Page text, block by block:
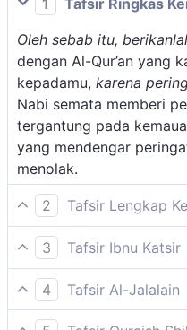
1
Tafsir Ringkas
Oleh sebab itu,
dengan Al-Qur’an yang
kepadamu, karena
Nabi semata memberi
tergantung pada
yang mendengar
menolak.
2
Tafsir Lengkap
Dalam ayat ini, Allah
memperingatkan umat
terima dari-Nya. Allah
itu amat besar
3
Tafsir Ibnu Katsir
Firman Allah Swt.:
{فَذَكِّرْ إِنْ نَفَعَتِ الذِّكْرَى}
4
Tafsir Al-Jalalain
(Oleh sebab itu